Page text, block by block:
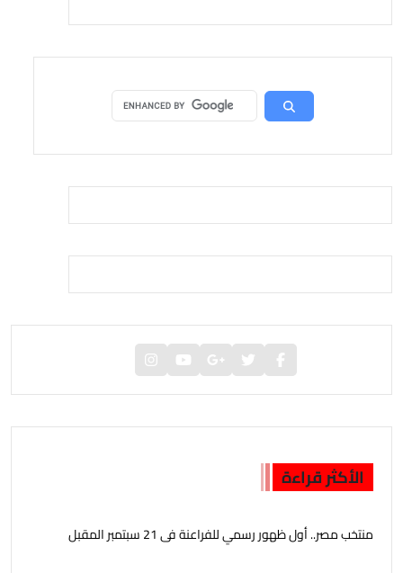
الأكثر قراءة
منتخب مصر.. أول ظهور رسمي للفراعنة فى 21 سبتمبر المقبل